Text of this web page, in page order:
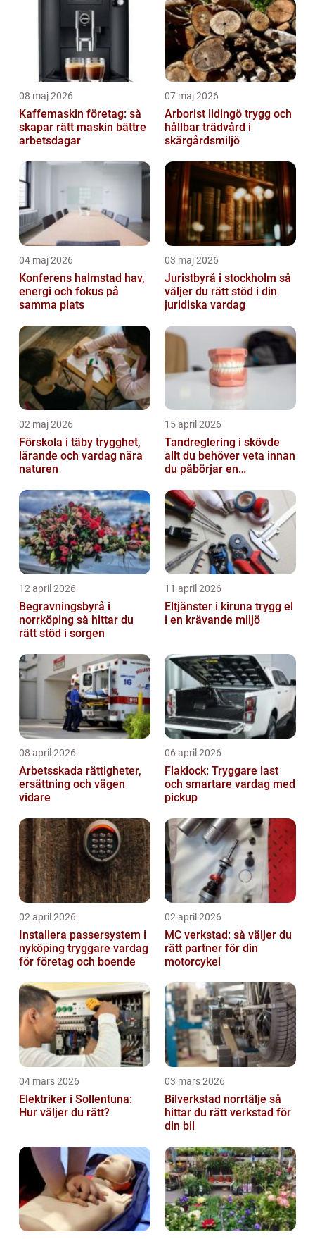
08 maj 2026
Kaffemaskin företag: så
skapar rätt maskin bättre
arbetsdagar
07 maj 2026
Arborist lidingö trygg och
hållbar trädvård i
skärgårdsmiljö
04 maj 2026
Konferens halmstad hav,
energi och fokus på
samma plats
03 maj 2026
Juristbyrå i stockholm så
väljer du rätt stöd i din
juridiska vardag
02 maj 2026
Förskola i täby trygghet,
lärande och vardag nära
naturen
15 april 2026
Tandreglering i skövde
allt du behöver veta innan
du påbörjar en
12 april 2026
Begravningsbyrå i
norrköping så hittar du
rätt stöd i sorgen
11 april 2026
Eltjänster i kiruna trygg el
i en krävande miljö
08 april 2026
Arbetsskada rättigheter,
ersättning och vägen
vidare
06 april 2026
Flaklock: Tryggare last
och smartare vardag med
pickup
02 april 2026
Installera passersystem i
nyköping tryggare vardag
för företag och boende
02 april 2026
MC verkstad: så väljer du
rätt partner för din
motorcykel
04 mars 2026
Elektriker i Sollentuna:
Hur väljer du rätt?
03 mars 2026
Bilverkstad norrtälje så
hittar du rätt verkstad för
din bil